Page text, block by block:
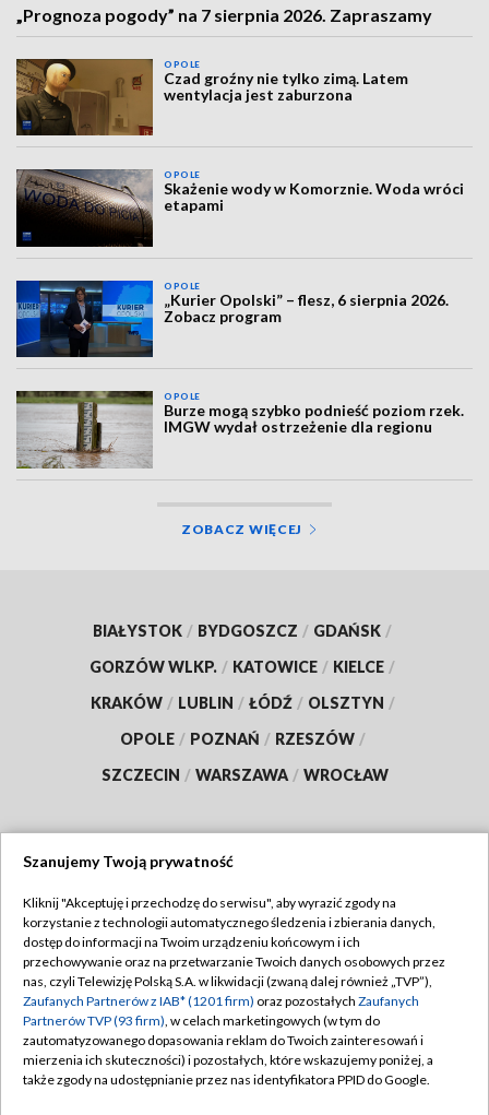
„Prognoza pogody” na 7 sierpnia 2026. Zapraszamy
OPOLE
Czad groźny nie tylko zimą. Latem
wentylacja jest zaburzona
OPOLE
Skażenie wody w Komorznie. Woda wróci
etapami
OPOLE
„Kurier Opolski” – flesz, 6 sierpnia 2026.
Zobacz program
OPOLE
Burze mogą szybko podnieść poziom rzek.
IMGW wydał ostrzeżenie dla regionu
ZOBACZ WIĘCEJ
BIAŁYSTOK / BYDGOSZCZ / GDAŃSK /
GORZÓW WLKP. / KATOWICE / KIELCE /
KRAKÓW / LUBLIN / ŁÓDŹ / OLSZTYN /
OPOLE / POZNAŃ / RZESZÓW /
SZCZECIN / WARSZAWA / WROCŁAW
TVP
Abonament TVP
Emisja w TVP
Centrum informacji TVP
Naziemna Telewizja Cyfrowa
Regulamin TVP
Polityka prywatności
Moje zgody
Pomoc
Szanujemy Twoją prywatność
Kliknij "Akceptuję i przechodzę do serwisu", aby wyrazić zgody na
korzystanie z technologii automatycznego śledzenia i zbierania danych,
dostęp do informacji na Twoim urządzeniu końcowym i ich
przechowywanie oraz na przetwarzanie Twoich danych osobowych przez
nas, czyli Telewizję Polską S.A. w likwidacji (zwaną dalej również „TVP”),
Zaufanych Partnerów z IAB* (1201 firm) oraz pozostałych Zaufanych
Partnerów TVP (93 firm), w celach marketingowych (w tym do
zautomatyzowanego dopasowania reklam do Twoich zainteresowań i
mierzenia ich skuteczności) i pozostałych, które wskazujemy poniżej, a
także zgody na udostępnianie przez nas identyfikatora PPID do Google.